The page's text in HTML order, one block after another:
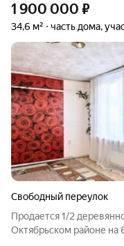
1 900 000 ₽
34,6 м² часть дома,
Свободный переулок
Продается 1/2
Октябрьском районе на